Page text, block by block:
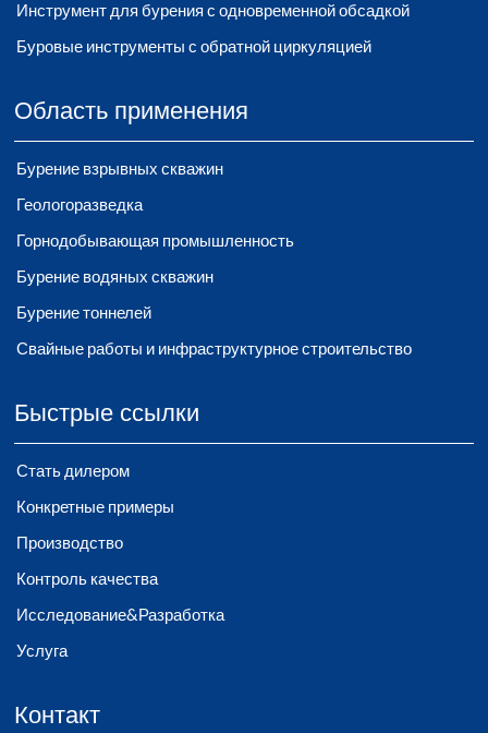
Инструмент для бурения с одновременной обсадкой
Буровые инструменты с обратной циркуляцией
Область применения
Бурение взрывных скважин
Геологоразведка
Горнодобывающая промышленность
Бурение водяных скважин
Бурение тоннелей
Свайные работы и инфраструктурное строительство
Быстрые ссылки
Стать дилером
Конкретные примеры
Производство
Контроль качества
Исследование&Разработка
Услуга
Контакт